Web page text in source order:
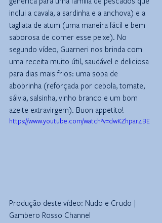
inclui a cavala, a sardinha e a anchova) e a
tagliata de atum (uma maneira fácil e bem
saborosa de comer esse peixe). No
segundo vídeo, Guarneri nos brinda com
uma receita muito útil, saudável e deliciosa
para dias mais frios: uma sopa de
abobrinha (reforçada por cebola, tomate,
sálvia, salsinha, vinho branco e um bom
azeite extravirgem). Buon appetito!
https://www.youtube.com/watch?v=dwKZhpar4BE
Produção deste vídeo: Nudo e Crudo |
Gambero Rosso Channel